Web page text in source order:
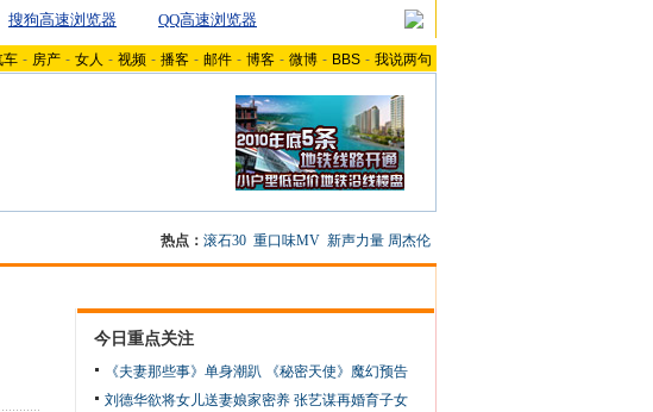
搜狗高速浏览器 QQ高速浏览器
车 - 房产 - 女人 - 视频 - 播客 - 邮件 - 博客 - 微博 - BBS - 我说两句
热点： 滚石30 重口味MV 新声力量 周杰伦
今日重点关注
《夫妻那些事》单身潮趴
《秘密天使》魔幻预告
刘德华欲将女儿送妻娘家密养 张艺谋再婚育子女